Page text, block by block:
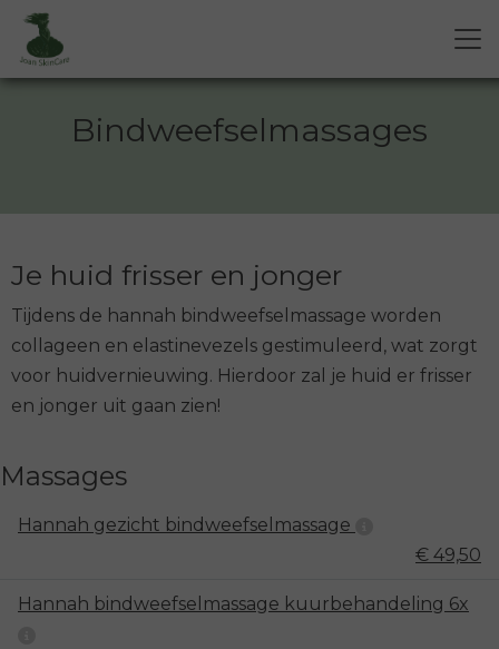
Bindweefselmassages
Je huid frisser en jonger
Tijdens de hannah bindweefselmassage worden
collageen en elastinevezels gestimuleerd, wat zorgt
voor huidvernieuwing. Hierdoor zal je huid er frisser
en jonger uit gaan zien!
Massages
Hannah gezicht bindweefselmassage
€ 49,50
Hannah bindweefselmassage kuurbehandeling 6x